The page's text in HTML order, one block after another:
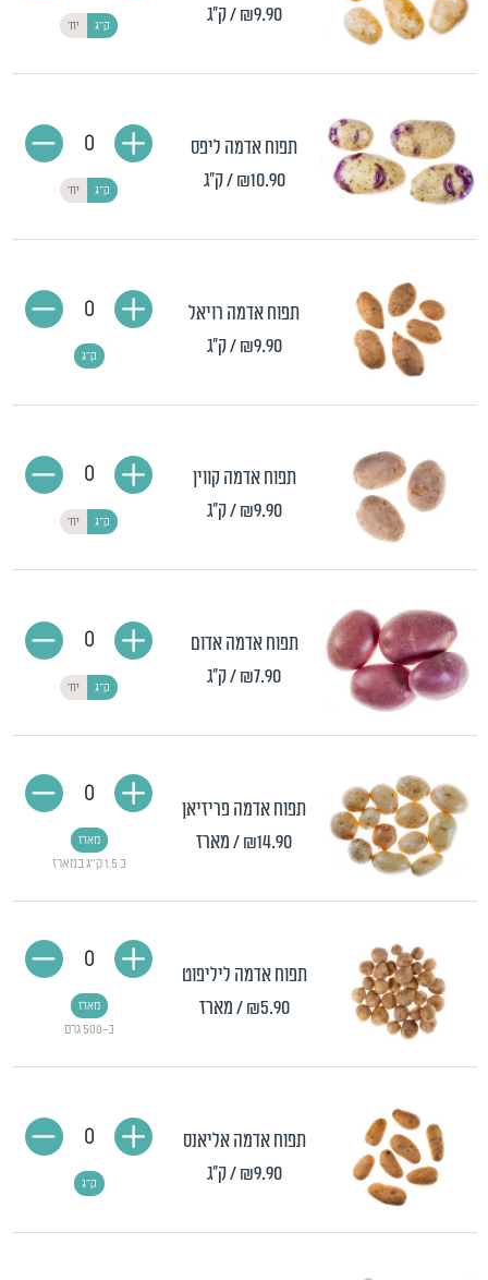
₪9.90 / ק"ג ק"ג יח'
תפוח אדמה ליפס
₪10.90 / ק"ג ק"ג יח'
0
תפוח אדמה רויאל
₪9.90 / ק"ג ק"ג
0
תפוח אדמה קווין
₪9.90 / ק"ג ק"ג יח'
0
תפוח אדמה אדום
₪7.90/ ק"ג ק"ג יח'
0
תפוח אדמה פריזיאן
₪14.90/ מארז
כ 1.5 ק"ג במארז
מארז
0
תפוח אדמה ליליפוט
₪5.90 / מארז
כ-500 גרם
מארז
0
תפוח אדמה אליאנס
₪9.90 / ק"ג ק"ג
0